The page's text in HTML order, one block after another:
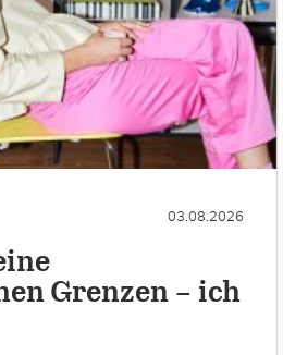
03.08.2026
Grenzen – ich